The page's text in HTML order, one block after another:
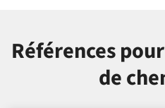
Références
de